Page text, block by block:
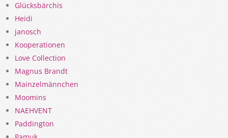
Glücksbärchis
Heidi
janosch
Kooperationen
Love Collection
Magnus Brandt
Mainzelmännchen
Moomins
NAEHVENT
Paddington